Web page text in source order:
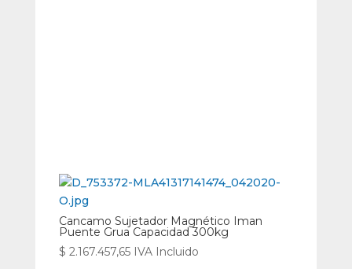
Cancamo Sujetador Magnético Iman
Puente Grua Capacidad 300kg
$ 2.167.457,65 IVA Incluido